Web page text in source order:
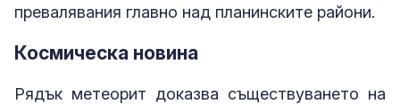
превалявания главно над планинските райони.
Космическа новина
Рядък метеорит доказва съществуването на